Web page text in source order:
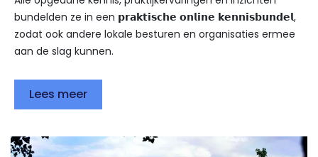
bundelden ze in een 𝗽𝗿𝗮𝗸𝘁𝗶𝘀𝗰𝗵𝗲 𝗼𝗻𝗹𝗶𝗻𝗲 𝗸𝗲𝗻𝗻𝗶𝘀𝗯𝘂𝗻𝗱𝗲𝗹,
zodat ook andere lokale besturen en organisaties ermee
aan de slag kunnen.
Lees meer